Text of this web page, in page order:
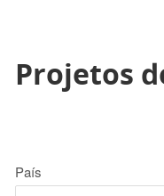
Projetos
País